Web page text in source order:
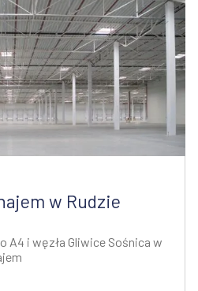
w Rudzie
A4 i węzła Gliwice Sośnica w